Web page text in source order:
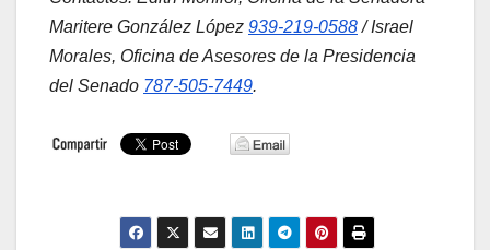
Maritere González López 939-219-0588/ Israel
Morales, Oficina de Asesores de la Presidencia
del Senado 787-505-7449.